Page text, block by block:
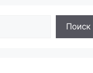
Поиск